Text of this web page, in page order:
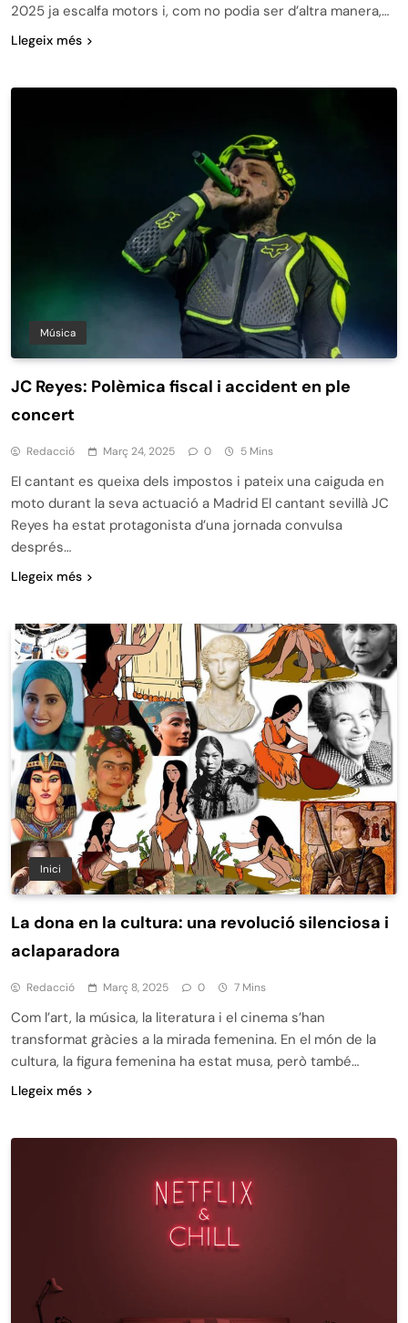
2025 ja escalfa motors i, com no podia ser d’altra manera,…
Llegeix més
Música
JC Reyes: Polèmica fiscal i accident en ple
concert
Redacció Març 24, 2025 0 5 Mins
El cantant es queixa dels impostos i pateix una caiguda en
moto durant la seva actuació a Madrid El cantant sevillà JC
Reyes ha estat protagonista d’una jornada convulsa
després…
Llegeix més
Inici
La dona en la cultura: una revolució silenciosa i
aclaparadora
Redacció Març 8, 2025 0 7 Mins
Com l’art, la música, la literatura i el cinema s’han
transformat gràcies a la mirada femenina. En el món de la
cultura, la figura femenina ha estat musa, però també…
Llegeix més